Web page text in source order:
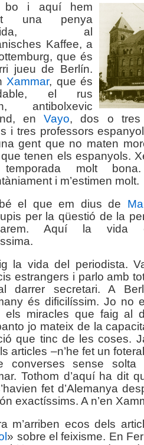
bo i aquí hem
una penya
al
Kaffee, a
que és
jueu de Berlín.
Xammar, que és
el rus
antibolxevic
enVayo, dos o tres
i tres professors
gent que no maten
tenen els espanyols.
molt
i m’estimen molt.
el que em dius de
per la qüestió de la
Aquí la vida
la vida del periodista.
estrangers i parlo amb
darrer secretari. A
és dificilíssim. Jo no
els miracles que faig al
jo mateix de la
que tinc de les coses.
articles –n’he fet un
converses sense
Tothom d’aquí ha dit
fet d’Alemanya
exactíssims. A n’en
m’arriben ecos dels
» sobre el feixisme. En